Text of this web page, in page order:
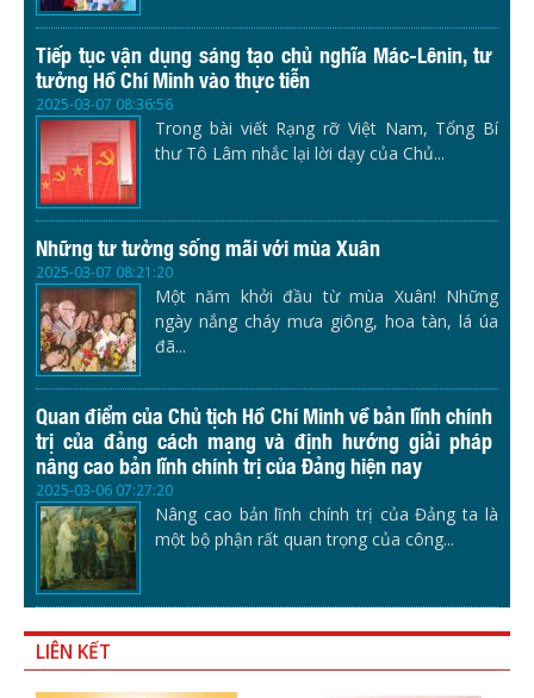
Tiếp tục vận dụng sáng tạo chủ nghĩa Mác-Lênin, tư
tưởng Hồ Chí Minh vào thực tiễn
2025-03-07 08:36:56
Trong bài viết Rạng rỡ Việt Nam, Tổng Bí
thư Tô Lâm nhắc lại lời dạy của Chủ...
Những tư tưởng sống mãi với mùa Xuân
2025-03-07 08:21:20
Một năm khởi đầu từ mùa Xuân! Những
ngày nắng cháy mưa giông, hoa tàn, lá úa
đã...
Quan điểm của Chủ tịch Hồ Chí Minh về bản lĩnh chính
trị của đảng cách mạng và định hướng giải pháp
nâng cao bản lĩnh chính trị của Đảng hiện nay
2025-03-06 07:27:20
Nâng cao bản lĩnh chính trị của Đảng ta là
một bộ phận rất quan trọng của công...
LIÊN KẾT